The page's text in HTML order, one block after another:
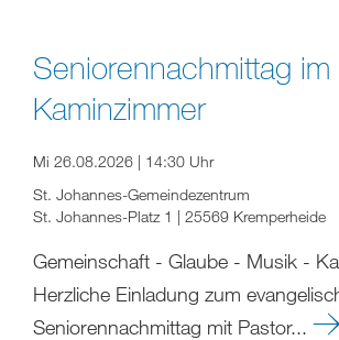
Seniorennachmittag im
Kaminzimmer
Mi 26.08.2026 | 14:30 Uhr
St. Johannes-Gemeindezentrum
St. Johannes-Platz 1 | 25569 Kremperheide
Gemeinschaft - Glaube - Musik -
Herzliche Einladung zum
Seniorennachmittag mit Pastor...